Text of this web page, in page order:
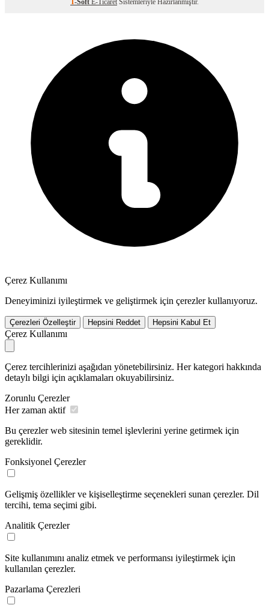
T-Soft E-Ticaret Sistemleriyle Hazırlanmıştır.
Çerez Kullanımı
Deneyiminizi iyileştirmek ve geliştirmek için çerezler kullanıyoruz.
Çerezleri Özelleştir Hepsini Reddet Hepsini Kabul Et
Çerez Kullanımı
Çerez tercihlerinizi aşağıdan yönetebilirsiniz. Her kategori hakkında
detaylı bilgi için açıklamaları okuyabilirsiniz.
Zorunlu Çerezler
Her zaman aktif
Bu çerezler web sitesinin temel işlevlerini yerine getirmek için
gereklidir.
Fonksiyonel Çerezler
Gelişmiş özellikler ve kişiselleştirme seçenekleri sunan çerezler. Dil
tercihi, tema seçimi gibi.
Analitik Çerezler
Site kullanımını analiz etmek ve performansı iyileştirmek için
kullanılan çerezler.
Pazarlama Çerezleri